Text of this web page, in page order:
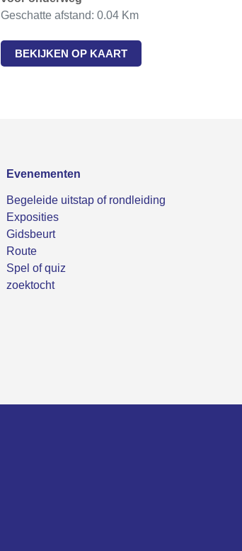
Geschatte afstand: 0.04 Km
BEKIJKEN OP KAART
Evenementen
Begeleide uitstap of rondleiding
Exposities
Gidsbeurt
Route
Spel of quiz
zoektocht